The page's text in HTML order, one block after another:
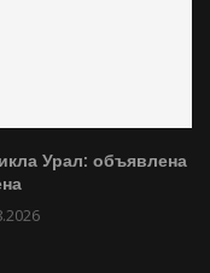
Урал: объявлена